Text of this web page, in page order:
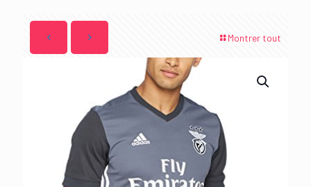
Montrer tout